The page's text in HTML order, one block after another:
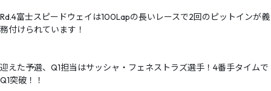
Rd.4富士スピードウェイは100Lapの長いレースで2回のピットインが義
務付けられています！
迎えた予選、Q1担当はサッシャ・フェネストラズ選手！4番手タイムで
Q1突破！！